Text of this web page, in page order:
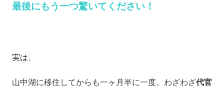
最後にもう一つ驚いてください！
実は、
山中湖に移住してからも一ヶ月半に一度、わざわざ代官